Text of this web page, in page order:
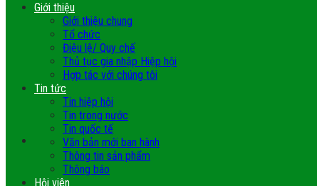
Giới thiệu
Giới thiệu chung
Tổ chức
Điệu lệ/ Quy chế
Thủ tục gia nhập Hiệp hội
Hợp tác với chúng tôi
Tin tức
Tin hiệp hội
Tin trong nước
Tin quốc tế
Văn bản mới ban hành
Thông tin sản phẩm
Thông báo
Hội viên